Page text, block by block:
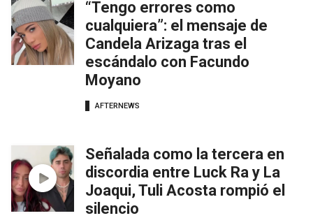
“Tengo errores como
cualquiera”: el mensaje de
Candela Arizaga tras el
escándalo con Facundo
Moyano
AFTERNEWS
Señalada como la tercera en
discordia entre Luck Ra y La
Joaqui, Tuli Acosta rompió el
silencio